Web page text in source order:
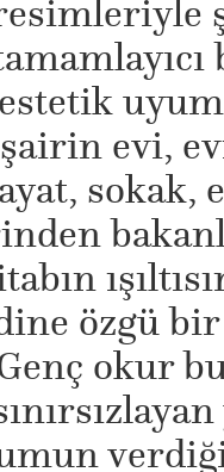
evi,
sokak,
özgü
okur